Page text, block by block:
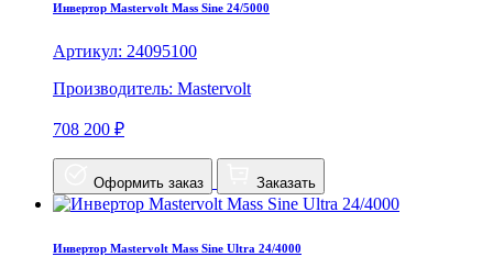
Инвертор Mastervolt Mass Sine 24/5000
Артикул: 24095100
Производитель: Mastervolt
708 200 ₽
Оформить заказ Заказать
Инвертор Mastervolt Mass Sine Ultra 24/4000